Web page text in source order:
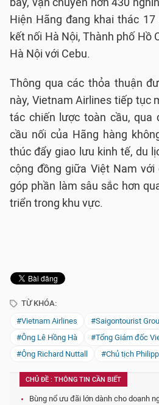
Hiện Hãng đang khai thác
kết nối Hà Nội, Thành phố Hồ
Hà Nội với Cebu.
Thông qua các thỏa thuận
này, Vietnam Airlines tiếp tục
tác chiến lược toàn cầu, qua
cầu nối của Hãng hàng
thúc đẩy giao lưu kinh tế, du
cộng đồng giữa Việt Nam với
góp phần làm sâu sắc hơn
triển trong khu vực.
TỪ KHÓA:
#Vietnam Airlines
#Saigontourist
#Ông Lê Hồng Hà
#Tổng Giám đốc
#Ông Richard Nuttall
#Chủ tịch
CHỦ ĐỀ : THÔNG TIN CẦN BIẾT
Bùng nổ ưu đãi lớn dành cho doanh